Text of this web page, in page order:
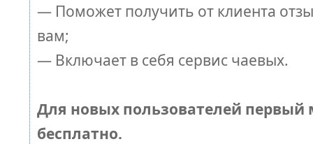
— Поможет получить от клиента
вам;
— Включает в себя сервис чаевых.
Для новых пользователей первый
бесплатно.